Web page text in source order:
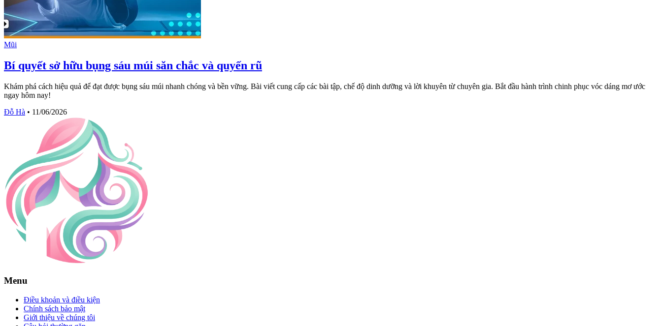
Mũi
Bí quyết sở hữu bụng sáu múi săn chắc và quyến rũ
Khám phá cách hiệu quả để đạt được bụng sáu múi nhanh chóng và bền vững. Bài viết cung cấp các bài tập, chế độ dinh dưỡng và lời khuyên từ chuyên gia. Bắt đầu hành trình chinh phục vóc dáng mơ ước
ngay hôm nay!
Đỗ Hà • 11/06/2026
Menu
Điều khoản và điều kiện
Chính sách bảo mật
Giới thiệu về chúng tôi